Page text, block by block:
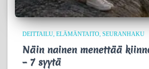
DEITTAILU ELÄMÄNTAITO SEURANHAKU
Näin nainen menettää
– 7 syytä